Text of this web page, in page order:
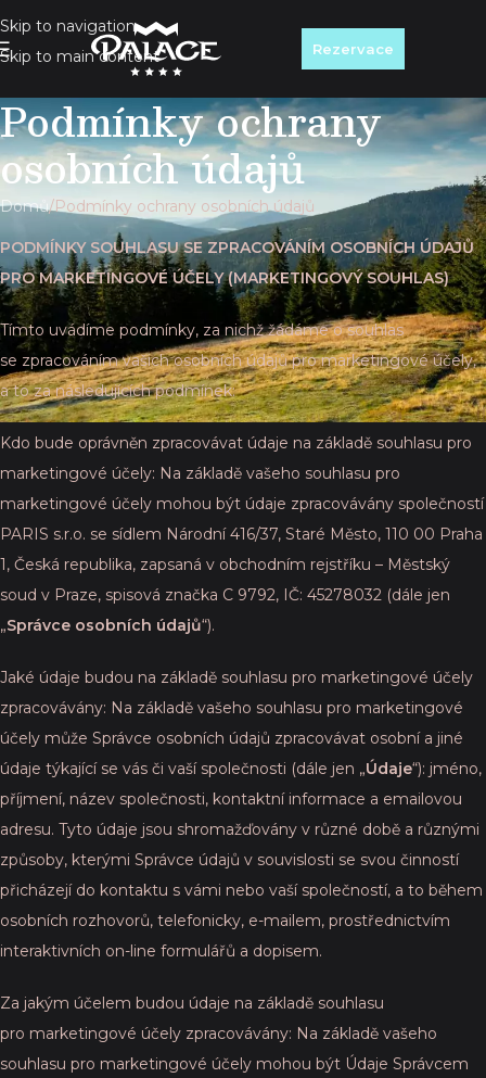
Skip to navigation
Skip to main content
Rezervace
Podmínky ochrany
osobních údajů
Domů Podmínky ochrany osobních údajů
PODMÍNKY SOUHLASU SE ZPRACOVÁNÍM OSOBNÍCH ÚDAJŮ
PRO MARKETINGOVÉ ÚČELY (MARKETINGOVÝ SOUHLAS)
Tímto uvádíme podmínky, za nichž žádáme o souhlas
se zpracováním vašich osobních údajů pro marketingové účely,
a to za následujících podmínek:
Kdo bude oprávněn zpracovávat údaje na základě souhlasu pro
marketingové účely: Na základě vašeho souhlasu pro
marketingové účely mohou být údaje zpracovávány společností
PARIS s.r.o. se sídlem Národní 416/37, Staré Město, 110 00 Praha
1, Česká republika, zapsaná v obchodním rejstříku – Městský
soud v Praze, spisová značka C 9792, IČ: 45278032 (dále jen
„Správce osobních údajů“).
Jaké údaje budou na základě souhlasu pro marketingové účely
zpracovávány: Na základě vašeho souhlasu pro marketingové
účely může Správce osobních údajů zpracovávat osobní a jiné
údaje týkající se vás či vaší společnosti (dále jen „Údaje“): jméno,
příjmení, název společnosti, kontaktní informace a emailovou
adresu. Tyto údaje jsou shromažďovány v různé době a různými
způsoby, kterými Správce údajů v souvislosti se svou činností
přicházejí do kontaktu s vámi nebo vaší společností, a to během
osobních rozhovorů, telefonicky, e-mailem, prostřednictvím
interaktivních on-line formulářů a dopisem.
Za jakým účelem budou údaje na základě souhlasu
pro marketingové účely zpracovávány: Na základě vašeho
souhlasu pro marketingové účely mohou být Údaje Správcem